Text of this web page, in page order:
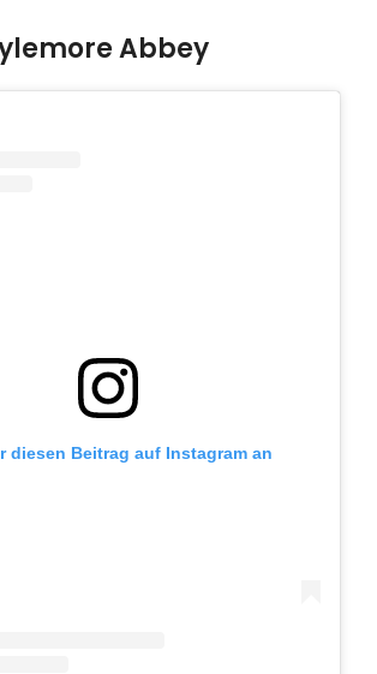
Abbey
diesen Beitrag auf Instagram an